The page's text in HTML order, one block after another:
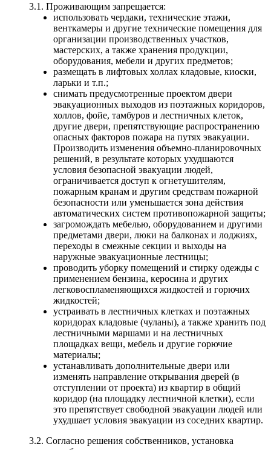
3.1. Проживающим запрещается:
использовать чердаки, технические этажи,
венткамеры и другие технические помещения для
организации производственных участков,
мастерских, а также хранения продукции,
оборудования, мебели и других предметов;
размещать в лифтовых холлах кладовые, киоски,
ларьки и т.п.;
снимать предусмотренные проектом двери
эвакуационных выходов из поэтажных коридоров,
холлов, фойе, тамбуров и лестничных клеток,
другие двери, препятствующие распространению
опасных факторов пожара на путях эвакуации.
Производить изменения объемно-планировочных
решений, в результате которых ухудшаются
условия безопасной эвакуации людей,
ограничивается доступ к огнетушителям,
пожарным кранам и другим средствам пожарной
безопасности или уменьшается зона действия
автоматических систем противопожарной защиты;
загромождать мебелью, оборудованием и другими
предметами двери, люки на балконах и лоджиях,
переходы в смежные секции и выходы на
наружные эвакуационные лестницы;
проводить уборку помещений и стирку одежды с
применением бензина, керосина и других
легковоспламеняющихся жидкостей и горючих
жидкостей;
устраивать в лестничных клетках и поэтажных
коридорах кладовые (чуланы), а также хранить под
лестничными маршами и на лестничных
площадках вещи, мебель и другие горючие
материалы;
устанавливать дополнительные двери или
изменять направление открывания дверей (в
отступлении от проекта) из квартир в общий
коридор (на площадку лестничной клетки), если
это препятствует свободной эвакуации людей или
ухудшает условия эвакуации из соседних квартир.
3.2. Согласно решения собственников, установка